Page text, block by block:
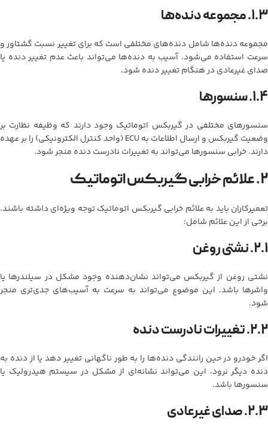
۱.۳. مجموعه دنده‌ها
مجموعه دنده‌ها شامل دنده‌های مختلفی است که برای تغییر نسبت گشتاور و
سرعت استفاده می‌شود. آسیب به دنده‌ها می‌تواند باعث عدم تغییر دنده یا
صدای غیرعادی در هنگام تغییر دنده شود.
۱.۴. سنسورها
سنسورهای مختلفی در گیربکس اتوماتیک وجود دارند که وظیفه نظارت بر
وضعیت گیربکس و ارسال اطلاعات به ECU (واحد کنترل الکترونیکی) را بر عهده
دارند. خرابی سنسورها می‌تواند به تغییرات نادرست دنده منجر شود.
۲. علائم خرابی گیربکس اتوماتیک
تعمیرکاران باید به علائم خرابی گیربکس اتوماتیک توجه ویژه‌ای داشته باشند.
برخی از این علائم شامل:
۲.۱. نشتی روغن
نشتی روغن از گیربکس می‌تواند نشان‌دهنده وجود مشکل در سیلندرها یا
واشرها باشد. این موضوع می‌تواند به سرعت به آسیب‌های جدی‌تری منجر
شود.
۲.۲. تغییرات نادرست دنده
اگر خودرو در حین رانندگی دنده‌ها را به طور ناگهانی تغییر دهد یا از دنده به
دنده دیگر نرود، این می‌تواند نشانه‌ای از مشکل در سیستم هیدرولیک یا
سنسورها باشد.
۲.۳. صدای غیرعادی